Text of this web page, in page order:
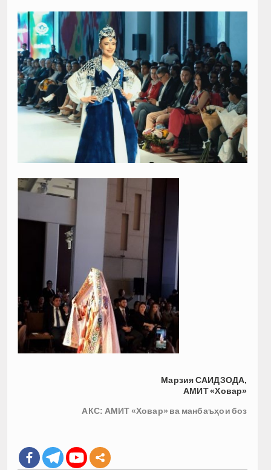
Марзия САИДЗОДА,
АМИТ «Ховар»
АКС: АМИТ «Ховар» ва манбаъҳои боз